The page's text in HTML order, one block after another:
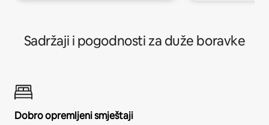
Sadržaji i pogodnosti za duže boravke
Dobro opremljeni smještaji